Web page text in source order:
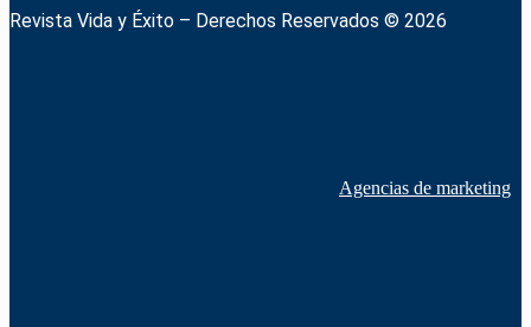
Revista Vida y Éxito – Derechos Reservados © 2026
Agencias de marketing